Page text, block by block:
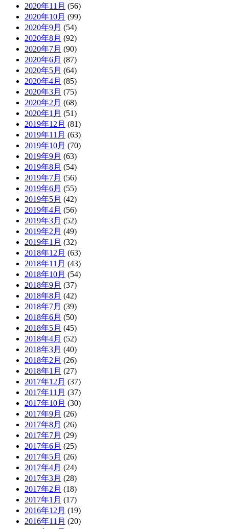
2020年11月 (56)
2020年10月 (99)
2020年9月 (54)
2020年8月 (92)
2020年7月 (90)
2020年6月 (87)
2020年5月 (64)
2020年4月 (85)
2020年3月 (75)
2020年2月 (68)
2020年1月 (51)
2019年12月 (81)
2019年11月 (63)
2019年10月 (70)
2019年9月 (63)
2019年8月 (54)
2019年7月 (56)
2019年6月 (55)
2019年5月 (42)
2019年4月 (56)
2019年3月 (52)
2019年2月 (49)
2019年1月 (32)
2018年12月 (63)
2018年11月 (43)
2018年10月 (54)
2018年9月 (37)
2018年8月 (42)
2018年7月 (39)
2018年6月 (50)
2018年5月 (45)
2018年4月 (52)
2018年3月 (40)
2018年2月 (26)
2018年1月 (27)
2017年12月 (37)
2017年11月 (37)
2017年10月 (30)
2017年9月 (26)
2017年8月 (26)
2017年7月 (29)
2017年6月 (25)
2017年5月 (26)
2017年4月 (24)
2017年3月 (28)
2017年2月 (18)
2017年1月 (17)
2016年12月 (19)
2016年11月 (20)